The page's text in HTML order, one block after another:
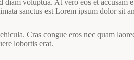
sanctus est Lorem ipsum dolor sit
Cras congue eros nec quam
lobortis erat.